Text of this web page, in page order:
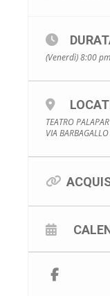
mondo con un
protagonisti del
(Venerdì) 8:00
TEATRO
VIA